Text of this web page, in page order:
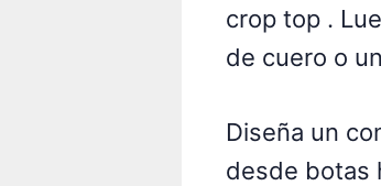
crop top .
de cuero o
Diseña un
desde botas